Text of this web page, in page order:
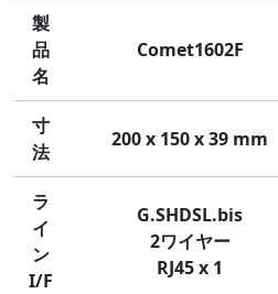
製
品
名
Comet1602F
寸
法
200 x 150 x 39 mm
ラ
イ
ン
I/F
G.SHDSL.bis
2ワイヤー
RJ45 x 1